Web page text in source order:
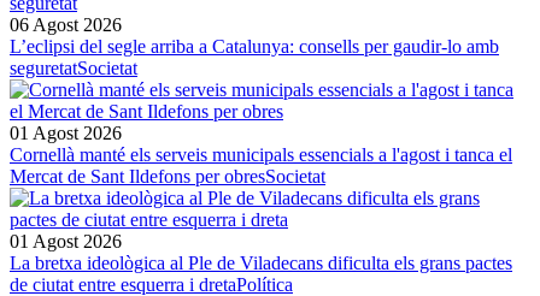
06 Agost 2026
L’eclipsi del segle arriba a Catalunya: consells per gaudir-lo amb
seguretatSocietat
01 Agost 2026
Cornellà manté els serveis municipals essencials a l'agost i tanca el
Mercat de Sant Ildefons per obresSocietat
01 Agost 2026
La bretxa ideològica al Ple de Viladecans dificulta els grans pactes
de ciutat entre esquerra i dretaPolítica